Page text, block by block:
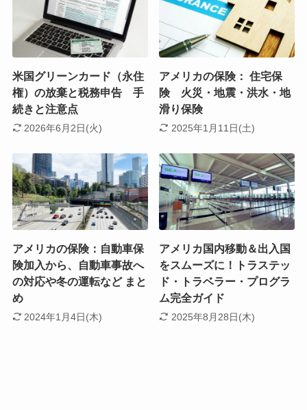
米国グリーンカード（永住
権）の放棄と税務申告 手
続きと注意点
2026年6月2日(火)
アメリカの保険： 住宅保
険 火災・地震・洪水・地
滑り保険
2025年1月11日(土)
アメリカの保険：自動車保
険加入から、自動車事故へ
の対応や冬の運転など まと
め
2024年1月4日(木)
アメリカ国内移動＆出入国
をスムーズに！トラステッ
ド・トラベラー・プログラ
ム完全ガイド
2025年8月28日(木)